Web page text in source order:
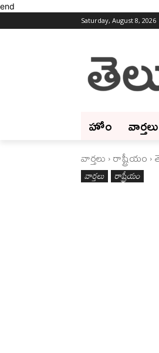
end
Saturday, August 8, 2026
హోం వార్తలు
వార్తలు రాష్ట్రీయం
వార్తలు రాష్ట్రీయం